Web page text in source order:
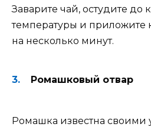
Заварите чай, остудите до
температуры и приложите
на несколько минут.
Ромашковый отвар
Ромашка известна